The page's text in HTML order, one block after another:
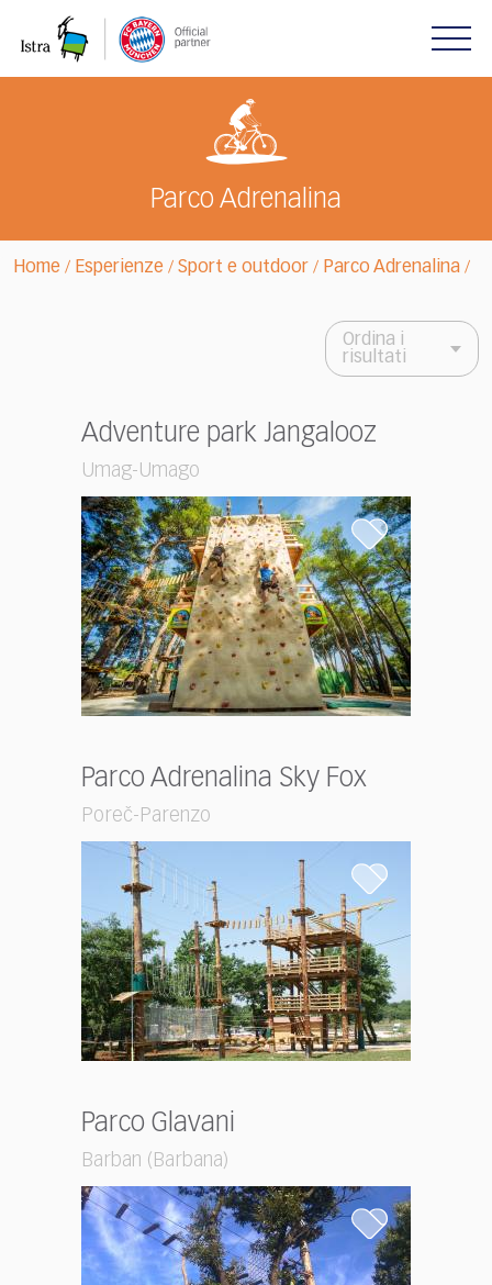
note:
Parco Adrenalina
Home / Esperienze / Sport e outdoor / Parco Adrenalina /
Ordina i
risultati
Adventure park Jangalooz
Umag-Umago
Parco Adrenalina Sky Fox
Poreč-Parenzo
Parco Glavani
Barban (Barbana)